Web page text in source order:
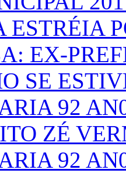
ESTRÉIA
ZÉ
92